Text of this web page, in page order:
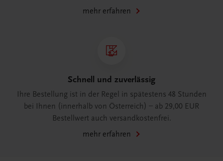
mehr erfahren
Schnell und zuverlässig
Ihre Bestellung ist in der Regel in spätestens 48 Stunden
bei Ihnen (innerhalb von Österreich) – ab 29,00 EUR
Bestellwert auch versandkostenfrei.
mehr erfahren